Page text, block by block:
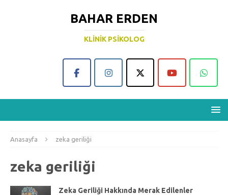
BAHAR ERDEN
KLINIK PSIKOLOG
Anasayfa zeka geriliği
zeka geriliği
Zeka Geriliği Hakkında Merak Edilenler